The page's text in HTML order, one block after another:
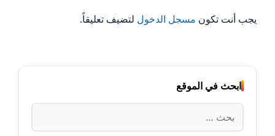
يجب أنت تكون مسجل الدخول لتضيف تعليقاً.
ابحث في الموقع
البحث
عن: